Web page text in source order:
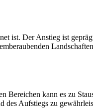
ist. Der Anstieg ist
Bereichen kann es zu
des Aufstiegs zu